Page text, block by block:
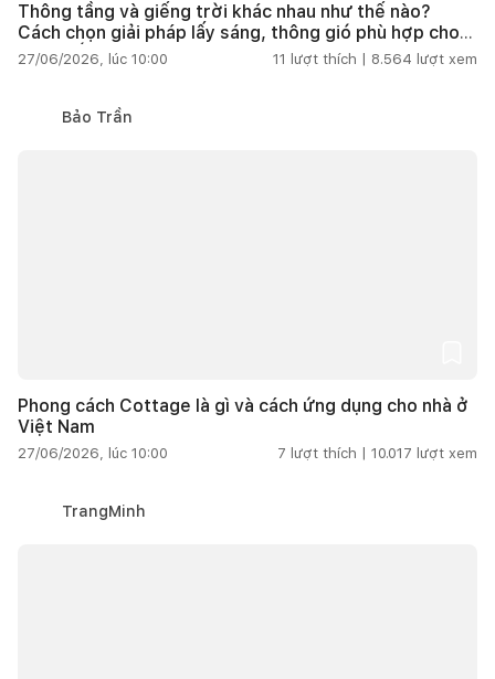
Thông tầng và giếng trời khác nhau như thế nào?
Cách chọn giải pháp lấy sáng, thông gió phù hợp cho
nhà phố
27/06/2026, lúc 10:00 11 lượt thích | 8.564 lượt xem
Bảo Trần
Phong cách Cottage là gì và cách ứng dụng cho nhà ở
Việt Nam
27/06/2026, lúc 10:00 7 lượt thích | 10.017 lượt xem
TrangMinh